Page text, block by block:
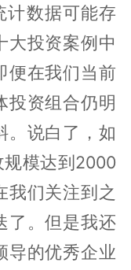
计数据可能存
大投资案例中
便在我们当前
投资组合仍明
。说白了，如
模达到2000
我们关注到之
了。但是我还
导的优秀企业